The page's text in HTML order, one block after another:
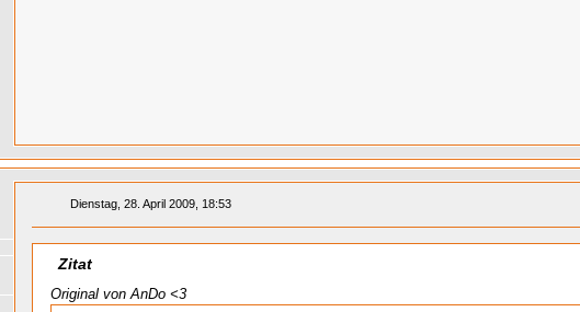
Dienstag, 28. April 2009, 18:53
Zitat
Original von AnDo <3